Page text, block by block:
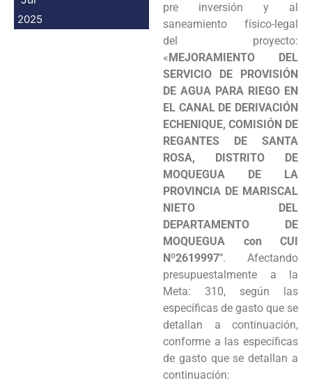
2025
pre inversión y al
saneamiento físico-legal
del proyecto:
«MEJORAMIENTO DEL
SERVICIO DE PROVISIÓN
DE AGUA PARA RIEGO EN
EL CANAL DE DERIVACIÓN
ECHENIQUE, COMISIÓN DE
REGANTES DE SANTA
ROSA, DISTRITO DE
MOQUEGUA DE LA
PROVINCIA DE MARISCAL
NIETO DEL
DEPARTAMENTO DE
MOQUEGUA con CUI
Nº2619997″. Afectando
presupuestalmente a la
Meta: 310, según las
específicas de gasto que se
detallan a continuación,
conforme a las específicas
de gasto que se detallan a
continuación: